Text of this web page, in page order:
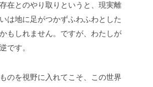
在とのやり取りというと、現実離
は地に足がつかずふわふわとした
もしれません。ですが、わたしが
です。
のを視野に入れてこそ、この世界